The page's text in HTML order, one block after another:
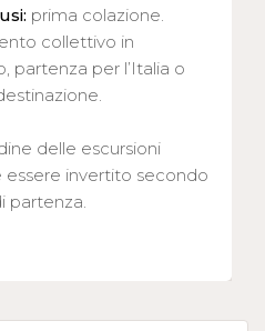
prima colazione.
collettivo in
partenza per l’Italia o
delle escursioni
invertito secondo
partenza.